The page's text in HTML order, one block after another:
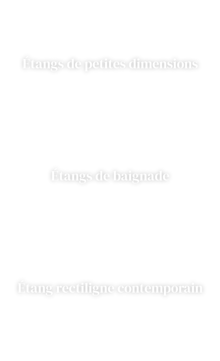
Étangs de petites dimensions
Étangs de baignade
Étang rectiligne contemporain